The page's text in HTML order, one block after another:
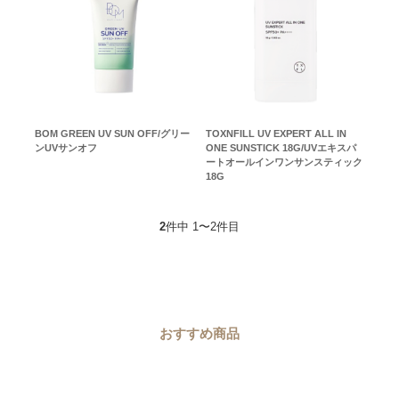
BOM GREEN UV SUN OFF/グリー
ンUVサンオフ
TOXNFILL UV EXPERT ALL IN
ONE SUNSTICK 18G/UVエキスパ
ートオールインワンサンスティック
18G
2件中 1〜2件目
おすすめ商品